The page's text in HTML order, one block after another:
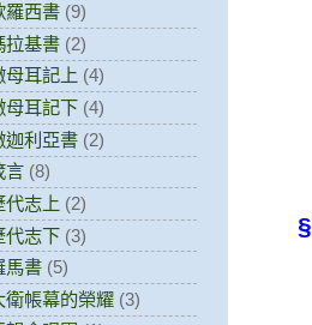
§
羅西書 (9)
拉基書 (2)
耳記上 (4)
耳記下 (4)
利亞書 (2)
言 (8)
志上 (2)
代志下 (3)
馬書 (5)
帳幕的榮耀 (3)